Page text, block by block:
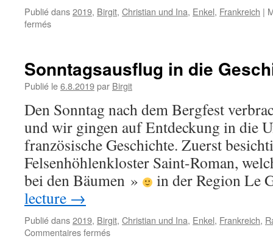
Publié dans2019, Birgit, Christian und Ina, Enkel, Frankreich |
ferméssur
Sonntagsausflug in die
Publié le6.8.2019par Birgit
Den Sonntag nach dem Bergfest
und wir gingen auf Entdeckung in die
französische Geschichte. Zuerst
Felsenhöhlenkloster Saint-Roman,
bei den Bäumen »
in der Region Le
lecture →
Publié dans2019, Birgit, Christian und Ina, Enkel, Frankreich,
Commentaires ferméssur